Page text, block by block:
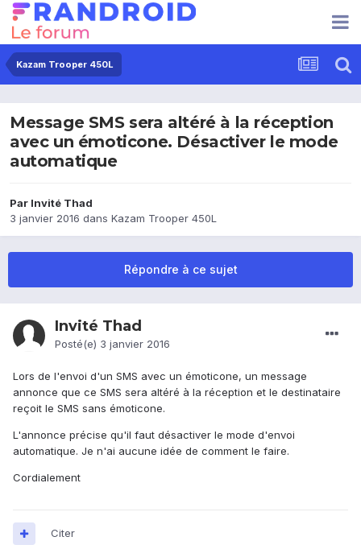
Kazam Trooper 450L
Message SMS sera altéré à la réception
avec un émoticone. Désactiver le mode
automatique
Par Invité Thad
3 janvier 2016 dans Kazam Trooper 450L
Répondre à ce sujet
Invité Thad
Posté(e) 3 janvier 2016
Lors de l'envoi d'un SMS avec un émoticone, un message
annonce que ce SMS sera altéré à la réception et le destinataire
reçoit le SMS sans émoticone.
L'annonce précise qu'il faut désactiver le mode d'envoi
automatique. Je n'ai aucune idée de comment le faire.
Cordialement
Citer